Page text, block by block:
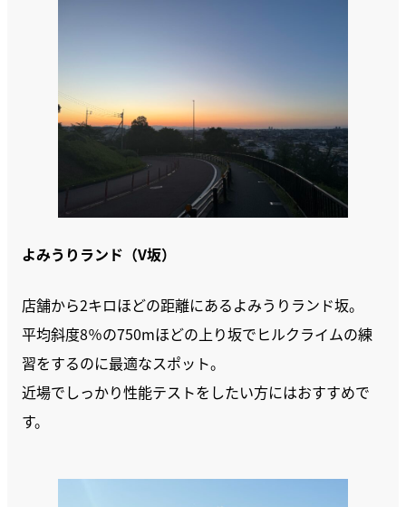
よみうりランド（V坂）
店舗から2キロほどの距離にあるよみうりランド坂。
平均斜度8％の750mほどの上り坂でヒルクライムの練
習をするのに最適なスポット。
近場でしっかり性能テストをしたい方にはおすすめで
す。